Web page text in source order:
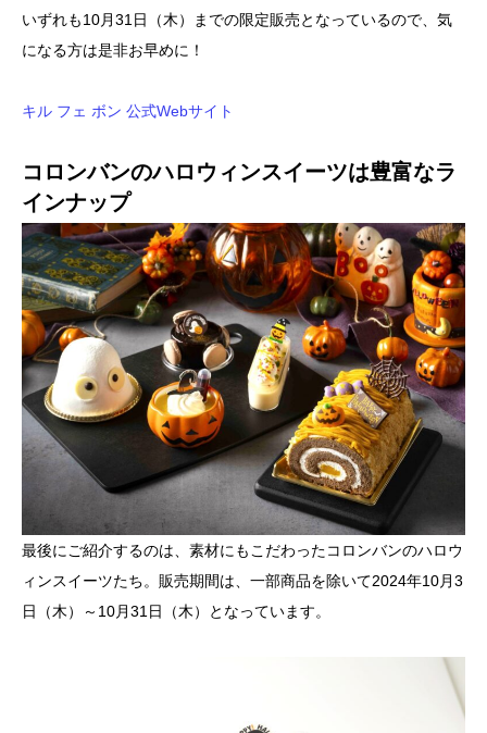
いずれも10月31日（木）までの限定販売となっているので、気
になる方は是非お早めに！
キル フェ ボン 公式Webサイト
コロンバンのハロウィンスイーツは豊富なラ
インナップ
最後にご紹介するのは、素材にもこだわったコロンバンのハロウ
ィンスイーツたち。販売期間は、一部商品を除いて2024年10月3
日（木）～10月31日（木）となっています。